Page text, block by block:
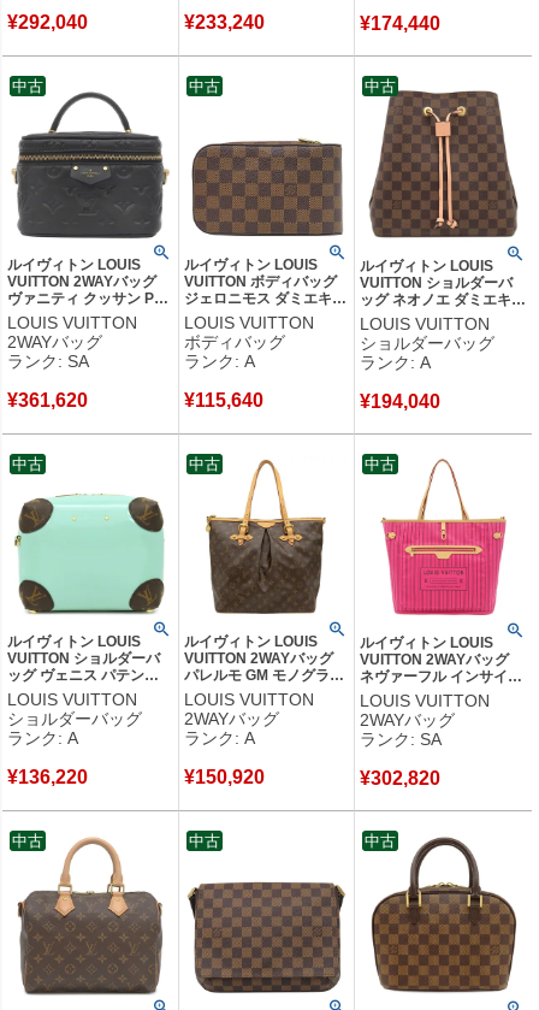
RFID 【中古】中古美品
¥292,040 ¥233,240 ¥174,440
ルイヴィトン LOUIS
VUITTON 2WAYバッグ
ヴァニティ クッサン PM
レザー ブラック ゴール
ド金具 黒 ピンク バニテ
ィ チェーンバッグ
M25123 RFID 【中古】
LOUIS VUITTON
2WAYバッグ
ランク: SA
¥361,620
中古
ルイヴィトン LOUIS
VUITTON ボディバッグ
ジェロニモス ダミエキャ
ンバス ダミエエベヌ ゴ
ールド金具 ウエストバッ
グ 新型 N51994 CA3102
【箱】 【中古】中古美品
LOUIS VUITTON
ボディバッグ
ランク: A
¥115,640
中古
ルイヴィトン LOUIS
VUITTON ショルダーバ
ッグ ネオノエ ダミエキャ
ンバス ヴィーナス ゴール
ド金具 茶 ピンク ダミエ
エベヌ 巾着バッグ
N40198 FZ4189 【保存
LOUIS VUITTON
ショルダーバッグ
ランク: A
¥194,040
中古
ルイヴィトン LOUIS
VUITTON ショルダーバ
ッグ ヴェニス パテント
レザー モノグラムキャン
バス パラディッソ ゴー
ルド金具 ミントグリーン
モノグラム M52756
品
LOUIS VUITTON
ショルダーバッグ
ランク: A
¥136,220
中古
ルイヴィトン LOUIS
VUITTON 2WAYバッグ
パレルモ GM モノグラム
キャンバス モノグラム
ゴールド金具 茶 ショル
ダー トート M40146
MI1069 【中古】中古美
LOUIS VUITTON
2WAYバッグ
ランク: A
¥150,920
中古
ルイヴィトン LOUIS
VUITTON 2WAYバッグ
ネヴァーフル インサイド
アウト MM キャンバス モ
ノグラムキャンバス ロー
ズポンディシェリテキス
タイル ローズポンディシ
シブル M12257 RFID
同様品
LOUIS VUITTON
2WAYバッグ
ランク: SA
¥302,820
中古
中古 中古 中古